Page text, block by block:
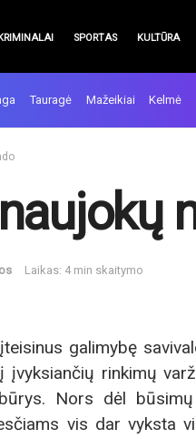
SPORTAS KULTŪRA
Tauragė Mažeikiai Kelmė
Laikas: 4 min skaitymo
galimybę
įvyksiančių rinkimų
Nors dėl
vis dar vyksta